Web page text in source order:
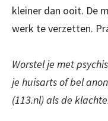
kleiner dan ooit. De
werk te verzetten.
Worstel je met
je huisarts of bel
(113.nl) als de